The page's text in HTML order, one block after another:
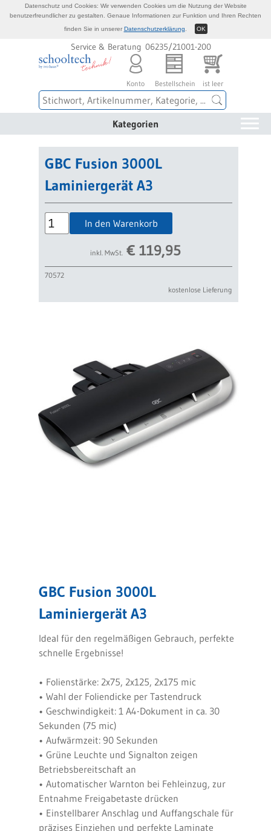
Service & Beratung 06235/21001-200
Konto Bestellschein ist leer
Kategorien
GBC Fusion 3000L
Laminiergerät A3
In den Warenkorb
inkl. MwSt. € 119,95
70572
kostenlose Lieferung
GBC Fusion 3000L
Laminiergerät A3
Ideal für den regelmäßigen Gebrauch, perfekte
schnelle Ergebnisse!
• Folienstärke: 2x75, 2x125, 2x175 mic
• Wahl der Foliendicke per Tastendruck
• Geschwindigkeit: 1 A4-Dokument in ca. 30
Sekunden (75 mic)
• Aufwärmzeit: 90 Sekunden
• Grüne Leuchte und Signalton zeigen
Betriebsbereitschaft an
• Automatischer Warnton bei Fehleinzug, zur
Entnahme Freigabetaste drücken
• Einstellbarer Anschlag und Auffangschale für
präzises Einziehen und perfekte Laminate
Datenschutz und Cookies: Wir verwenden Cookies um die Nutzung der Website
benutzerfreundlicher zu gestalten. Genaue Informationen zur Funktion und Ihren Rechten
finden Sie in unserer Datenschutzerklärung OK